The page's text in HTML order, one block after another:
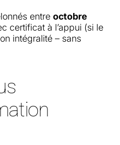
entre octobre
certificat à l’appui (si le
intégralité – sans